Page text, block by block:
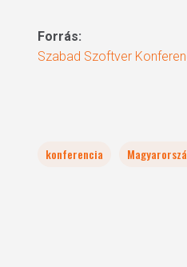
Forrás:
Szabad Szoftver
konferencia